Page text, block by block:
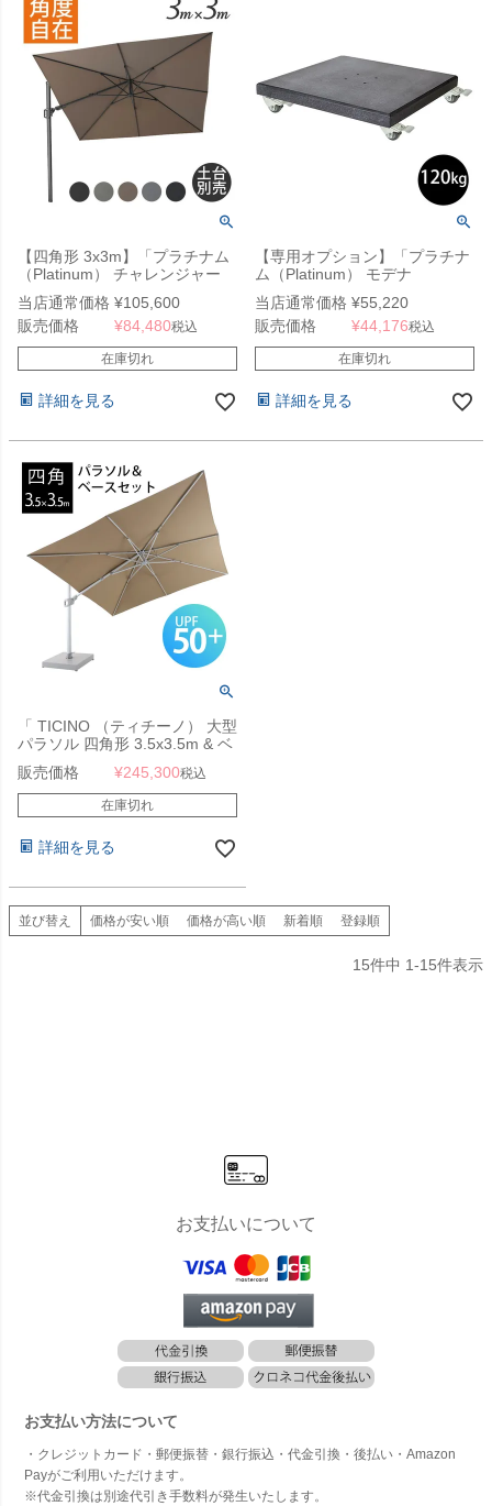
【四角形 3x3m】「プラチナム
（Platinum） チャレンジャー
（Challenger） T2 大型パラ
ソル 四角形 3x3m」※土台別売
り
当店通常価格 ¥105,600
販売価格
¥84,480税込
在庫切れ
詳細を見る
【専用オプション】「プラチナ
ム（Platinum） モデナ
（Modena） 大型パラソル用 キ
ャスター付きベース 120kg」
当店通常価格 ¥55,220
販売価格
¥44,176税込
在庫切れ
詳細を見る
「 TICINO （ティチーノ） 大型
パラソル 四角形 3.5x3.5m & ベ
ース 220kg セット （カバー付
き） 」【送料要見積り】
販売価格 ¥245,300税込
在庫切れ
詳細を見る
並び替え 価格が安い順 価格が高い順 新着順 登録順
15件中 1-15件表示
お支払いについて
お支払い方法について
・クレジットカード・郵便振替・銀行振込・代金引換・後払い・Amazon
Payがご利用いただけます。
※代金引換は別途代引き手数料が発生いたします。